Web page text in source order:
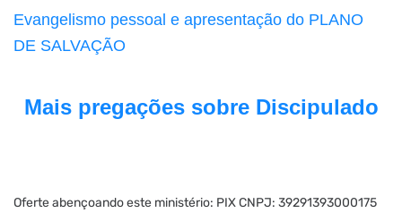
Evangelismo pessoal e apresentação do PLANO
DE SALVAÇÃO
Mais pregações sobre Discipulado
Oferte abençoando este ministério: PIX CNPJ: 39291393000175